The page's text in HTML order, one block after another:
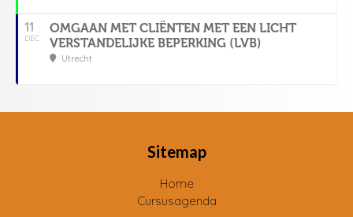
11
DEC
OMGAAN MET CLIËNTEN MET EEN LICHT
VERSTANDELIJKE BEPERKING (LVB)
Utrecht
Sitemap
Home
Cursusagenda